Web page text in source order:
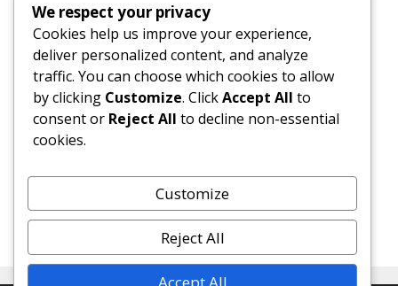
3
4 5 6 8
10
11 12 13 14 15
16
17
18 19 20 21 22
24
31
« Jul
We respect your privacy
Cookies help us improve your experience,
deliver personalized content, and analyze
traffic. You can choose which cookies to allow
by clicking Customize. ClickAccept All to
consent or Reject All to decline non-essential
cookies.
Customize
Reject All
Accept All